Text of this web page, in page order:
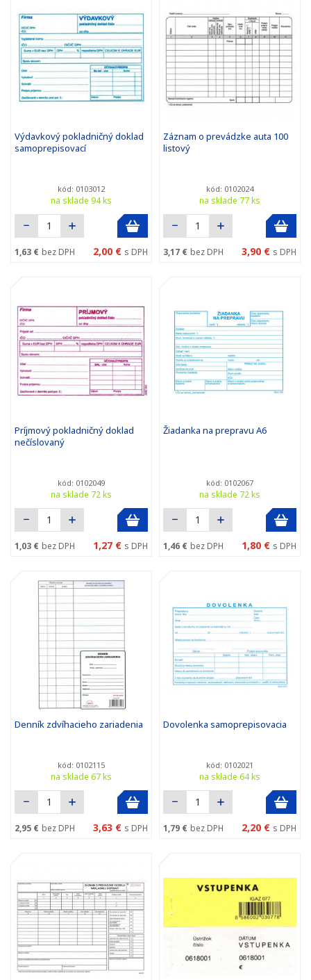
Výdavkový pokladničný doklad
samoprepisovací
kód: 0103012
na sklade 94 ks
1,63 € bez DPH 2,00 € s DPH
Záznam o prevádzke auta 100
listový
kód: 0102024
na sklade 77 ks
3,17 € bez DPH 3,90 € s DPH
Príjmový pokladničný doklad
nečíslovaný
kód: 0102049
na sklade 72 ks
1,03 € bez DPH 1,27 € s DPH
Žiadanka na prepravu A6
kód: 0102067
na sklade 72 ks
1,46 € bez DPH 1,80 € s DPH
Denník zdvíhacieho zariadenia
kód: 0102115
na sklade 67 ks
2,95 € bez DPH 3,63 € s DPH
Dovolenka samoprepisovacia
kód: 0102021
na sklade 64 ks
1,79 € bez DPH 2,20 € s DPH